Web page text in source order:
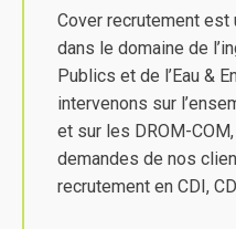
Cover recrutement
dans le domaine de
Publics et de l’Eau &
intervenons sur
et sur les DROM-
demandes de nos
recrutement en CDI,